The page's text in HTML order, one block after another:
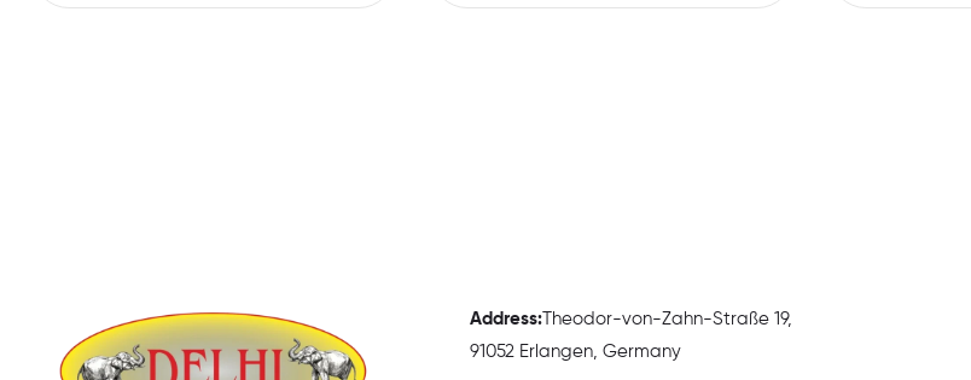
Address:Theodor-von-Zahn-Straße 19,
91052 Erlangen, Germany